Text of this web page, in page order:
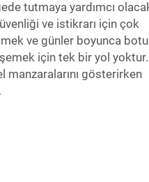
tutmaya yardımcı
ve istikrarı için çok
ve günler boyunca
için tek bir yol yoktur.
manzaralarını gösterirken